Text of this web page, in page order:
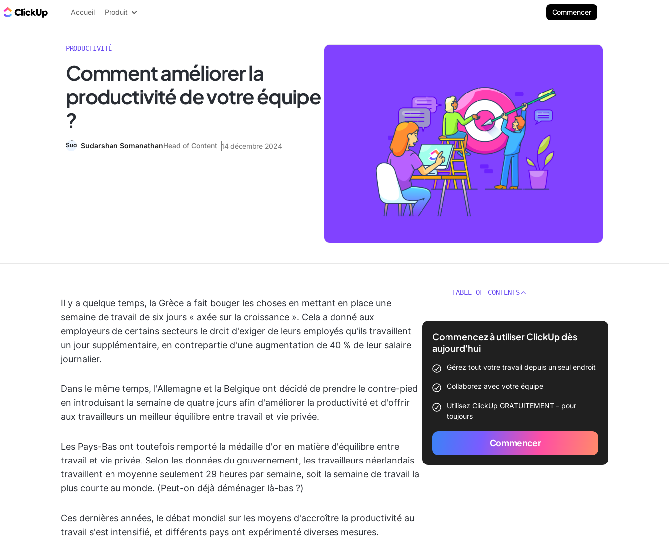
ClickUp Blog
Accueil Produit Commencer
PRODUCTIVITÉ
Comment améliorer la
productivité de votre équipe
?
Sudarshan SomanathanHead of Content 14 décembre 2024
Il y a quelque temps, la Grèce a fait bouger les choses en mettant en place une
semaine de travail de six jours « axée sur la croissance ». Cela a donné aux
employeurs de certains secteurs le droit d'exiger de leurs employés qu'ils travaillent
un jour supplémentaire, en contrepartie d'une augmentation de 40 % de leur salaire
journalier.
Dans le même temps, l'Allemagne et la Belgique ont décidé de prendre le contre-pied
en introduisant la semaine de quatre jours afin d'améliorer la productivité et d'offrir
aux travailleurs un meilleur équilibre entre travail et vie privée.
Les Pays-Bas ont toutefois remporté la médaille d'or en matière d'équilibre entre
travail et vie privée. Selon les données du gouvernement, les travailleurs néerlandais
travaillent en moyenne seulement 29 heures par semaine, soit la semaine de travail la
plus courte au monde. (Peut-on déjà déménager là-bas ?)
Ces dernières années, le débat mondial sur les moyens d'accroître la productivité au
travail s'est intensifié, et différents pays ont expérimenté diverses mesures.
TABLE OF CONTENTS
Commencez à utiliser ClickUp dès
aujourd'hui
Gérez tout votre travail depuis un seul endroit
Collaborez avec votre équipe
Utilisez ClickUp GRATUITEMENT – pour
toujours
Commencer